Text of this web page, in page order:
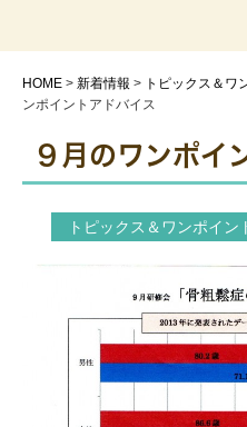
HOME > 新着情報 > トピックス＆ワ
ンポイントアドバイス
９月のワンポイ
トピックス＆ワンポイン